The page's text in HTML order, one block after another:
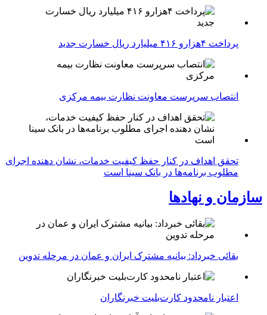
پرداخت ۴هزارو ۴۱۶ میلیارد ریال خسارت جدید
انتصاب سرپرست معاونت نظارت بیمه مرکزی
تحقق اهداف در کنار حفظ کیفیت خدمات، نشان دهنده اجرای
مطلوب برنامه‌ها در بانک سینا است
سازمان و نهادها
بقائی خبرداد: بیانیه مشترک ایران و عمان در مرحله تدوین
اعتبار نامحدود کارت‌بلیت خبرنگاران